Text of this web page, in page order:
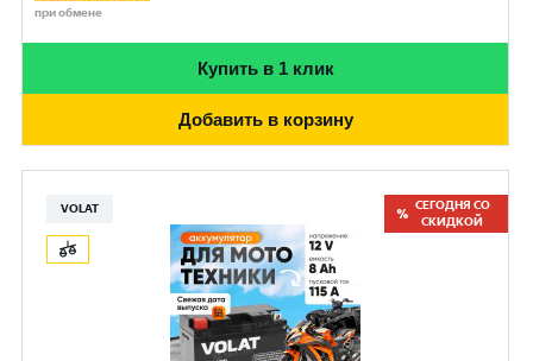
при обмене
Купить в 1 клик
Добавить в корзину
VOLAT
СЕГОДНЯ СО
СКИДКОЙ